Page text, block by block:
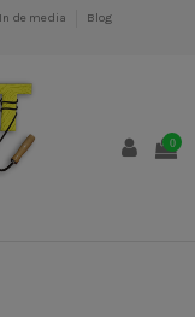
In de media
Blog
0